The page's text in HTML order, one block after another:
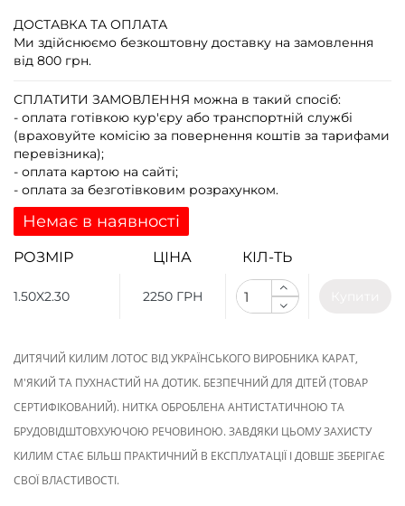
ДОСТАВКА ТА ОПЛАТА
Ми здійснюємо безкоштовну доставку на замовлення
від 800 грн.
СПЛАТИТИ ЗАМОВЛЕННЯ можна в такий спосіб:
- оплата готівкою кур'єру або транспортній службі
(враховуйте комісію за повернення коштів за тарифами
перевізника);
- оплата картою на сайті;
- оплата за безготівковим розрахунком.
Немає в наявності
РОЗМІР ЦІНА КІЛ-ТЬ
1.50X2.30 2250 ГРН
ДИТЯЧИЙ КИЛИМ ЛОТОС ВІД УКРАЇНСЬКОГО ВИРОБНИКА КАРАТ,
М'ЯКИЙ ТА ПУХНАСТИЙ НА ДОТИК. БЕЗПЕЧНИЙ ДЛЯ ДІТЕЙ (ТОВАР
СЕРТИФІКОВАНИЙ). НИТКА ОБРОБЛЕНА АНТИСТАТИЧНОЮ ТА
БРУДОВІДШТОВХУЮЧОЮ РЕЧОВИНОЮ. ЗАВДЯКИ ЦЬОМУ ЗАХИСТУ
КИЛИМ СТАЄ БІЛЬШ ПРАКТИЧНИЙ В ЕКСПЛУАТАЦІЇ І ДОВШЕ ЗБЕРІГАЄ
СВОЇ ВЛАСТИВОСТІ.